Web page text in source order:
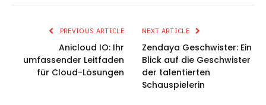
PREVIOUS ARTICLE
Anicloud IO: Ihr
umfassender Leitfaden
für Cloud-Lösungen
NEXT ARTICLE
Zendaya Geschwister: Ein
Blick auf die Geschwister
der talentierten
Schauspielerin